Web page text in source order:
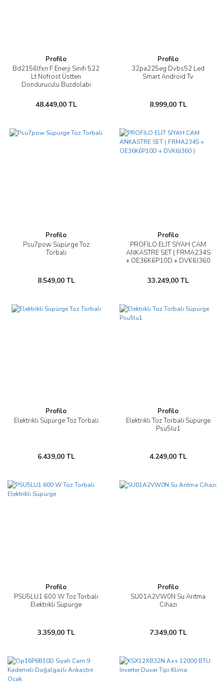
Profilo
Bd2156lfxn F Enerji Sınıfı 522
Lt Nofrost Üstten
Donduruculu Buzdolabı
48.449,00 TL
Profilo
32pa225eg Dvbs52 Led
Smart Android Tv
8.999,00 TL
Profilo
Psu7pow Süpürge Toz
Torbalı
8.549,00 TL
Profilo
PROFİLO ELİT SİYAH CAM
ANKASTRE SET ( FRMA234S
+ OE36K6P10D + DVK6J360
33.249,00 TL
Profilo
Elektrikli Süpürge Toz Torbalı
6.439,00 TL
Profilo
Elektrikli Toz Torbalı Süpürge
Psu5lu1
4.249,00 TL
Profilo
PSU5LU1 600 W Toz Torbalı
Elektrikli Süpürge
3.359,00 TL
Profilo
SU01A2VW0N Su Arıtma
Cihazı
7.349,00 TL